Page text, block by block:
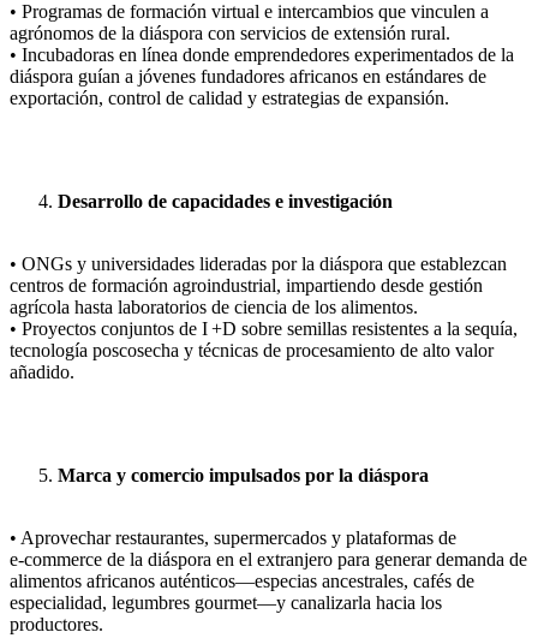
• Programas de formación virtual e intercambios que vinculen a
agrónomos de la diáspora con servicios de extensión rural.
• Incubadoras en línea donde emprendedores experimentados de la
diáspora guían a jóvenes fundadores africanos en estándares de
exportación, control de calidad y estrategias de expansión.
Desarrollo de capacidades e investigación
• ONGs y universidades lideradas por la diáspora que establezcan
centros de formación agroindustrial, impartiendo desde gestión
agrícola hasta laboratorios de ciencia de los alimentos.
• Proyectos conjuntos de I +D sobre semillas resistentes a la sequía,
tecnología poscosecha y técnicas de procesamiento de alto valor
añadido.
Marca y comercio impulsados por la diáspora
• Aprovechar restaurantes, supermercados y plataformas de
e‑commerce de la diáspora en el extranjero para generar demanda de
alimentos africanos auténticos—especias ancestrales, cafés de
especialidad, legumbres gourmet—y canalizarla hacia los
productores.